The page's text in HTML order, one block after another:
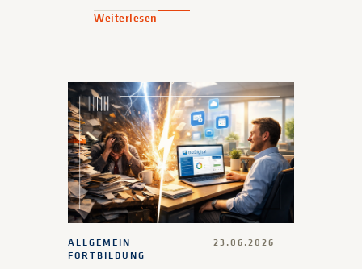
Weiterlesen
ALLGEMEIN
FORTBILDUNG
23.06.2026